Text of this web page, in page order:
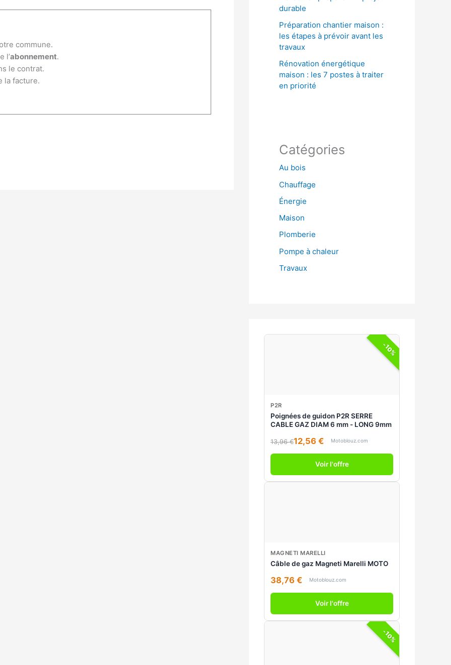
commune.
l’abonnement.
le contrat.
la facture.
durable
Préparation chantier maison :
les étapes à prévoir avant les
travaux
Rénovation énergétique
maison : les 7 postes à traiter
en priorité
Catégories
Au bois
Chauffage
Énergie
Maison
Plomberie
Pompe à chaleur
Travaux
-10%
P2R
Poignées de guidon P2R SERRE
CABLE GAZ DIAM 6 mm - LONG 9mm
13,96 €12,56 € Motoblouz.com
Voir l'offre
MAGNETI MARELLI
Câble de gaz Magneti Marelli MOTO
38,76 € Motoblouz.com
Voir l'offre
-10%